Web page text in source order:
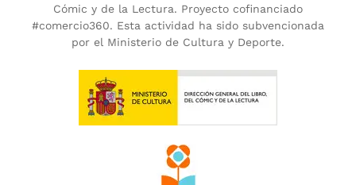
Cómic y de la Lectura. Proyecto cofinanciado
#comercio360. Esta actividad ha sido subvencionada
por el Ministerio de Cultura y Deporte.